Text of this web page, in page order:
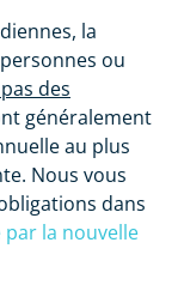
la
ou
des
généralement
au plus
Nous vous
dans
la nouvelle